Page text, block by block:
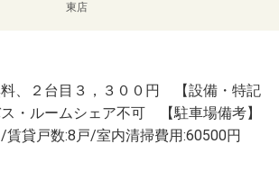
東店
、２台目３，３００円 【設備・特記
・ルームシェア不可 【駐車場備考】
賃貸戸数:8戸/室内清掃費用:60500円